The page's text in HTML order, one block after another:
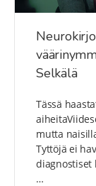
Selkälä
Tässä
mutta
Tyttöjä ei
diagnostiset
…